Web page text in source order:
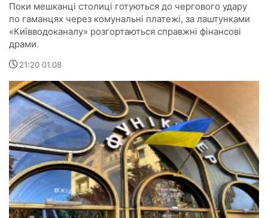
Поки мешканці столиці готуються до чергового удару
по гаманцях через комунальні платежі, за лаштунками
«Київводоканалу» розгортаються справжні фінансові
драми.
21:20 01.08